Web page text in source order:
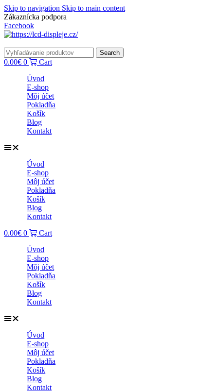
Skip to navigation Skip to main content
Zákaznícka podpora
Facebook
Search
0.00€ 0
Cart
Úvod
E-shop
Môj účet
Pokladňa
Košík
Blog
Kontakt
Úvod
E-shop
Môj účet
Pokladňa
Košík
Blog
Kontakt
0.00€ 0
Cart
Úvod
E-shop
Môj účet
Pokladňa
Košík
Blog
Kontakt
Úvod
E-shop
Môj účet
Pokladňa
Košík
Blog
Kontakt